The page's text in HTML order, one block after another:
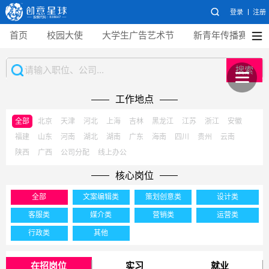
登录 注册
首页 校园大使 大学生广告艺术节 新青年传播赛
搜索
工作地点
全部 北京 天津 河北 上海 吉林 黑龙江 江苏 浙江
安徽
福建
山东 河南 湖北 湖南 广东 海南 四川 贵州
云南
陕西
广西 公司分配 线上办公
核心岗位
全部 文案编辑类 策划创意类 设计类
客服类 媒介类 营销类 运营类
行政类 其他
在招岗位 实习 就业